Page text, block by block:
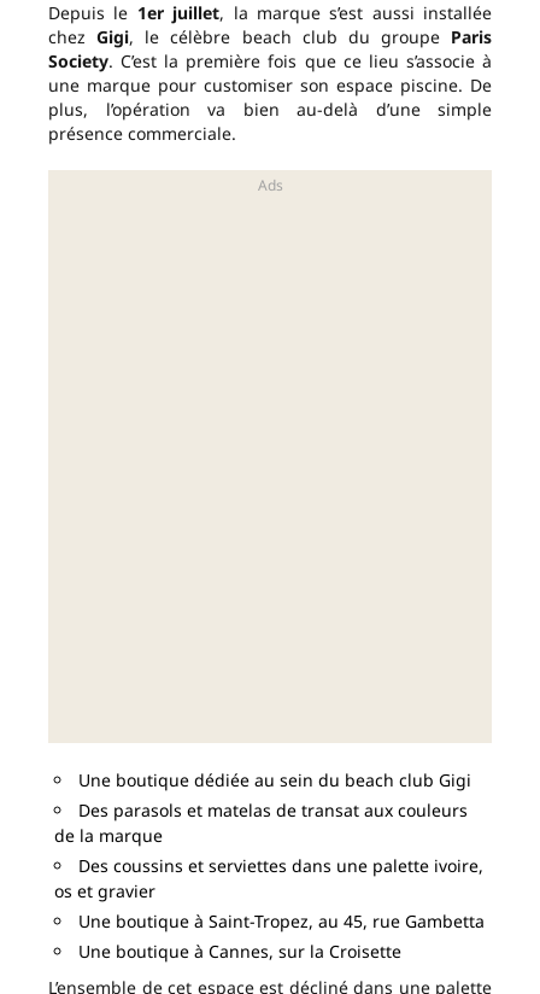
Depuis le 1er juillet, la marque s’est aussi installée
chezGigi, le célèbre beach club du groupe Paris
Society. C’est la première fois que ce lieu s’associe à
une marque pour customiser son espace piscine. De
plus, l’opération va bien au-delà d’une simple
présence commerciale.
Une boutique dédiée au sein du beach club Gigi
Des parasols et matelas de transat aux couleurs
de la marque
Des coussins et serviettes dans une palette ivoire,
os et gravier
Une boutique à Saint-Tropez, au 45, rue Gambetta
Une boutique à Cannes, sur la Croisette
L’ensemble de cet espace est décliné dans une palette